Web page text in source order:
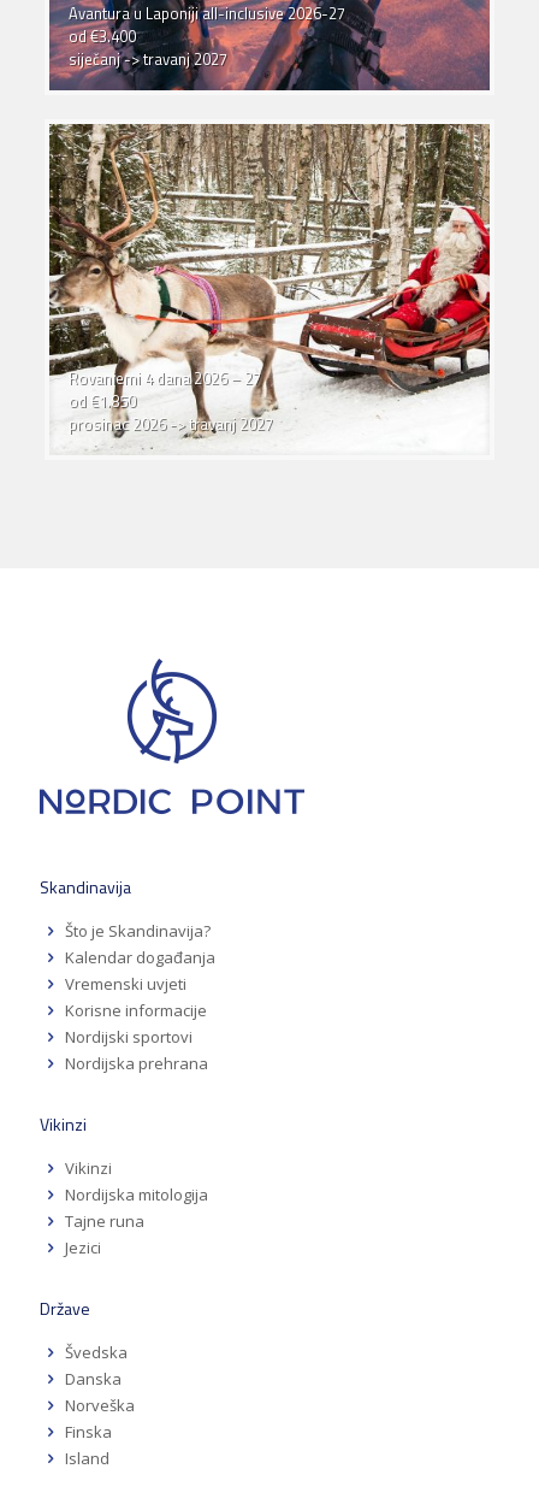
Avantura u Laponiji all-inclusive 2026-27
od €3.400
siječanj -> travanj 2027
Rovaniemi 4 dana 2026 – 27
od €1.850
prosinac 2026 -> travanj 2027
Skandinavija
Što je Skandinavija?
Kalendar događanja
Vremenski uvjeti
Korisne informacije
Nordijski sportovi
Nordijska prehrana
Vikinzi
Vikinzi
Nordijska mitologija
Tajne runa
Jezici
Države
Švedska
Danska
Norveška
Finska
Island